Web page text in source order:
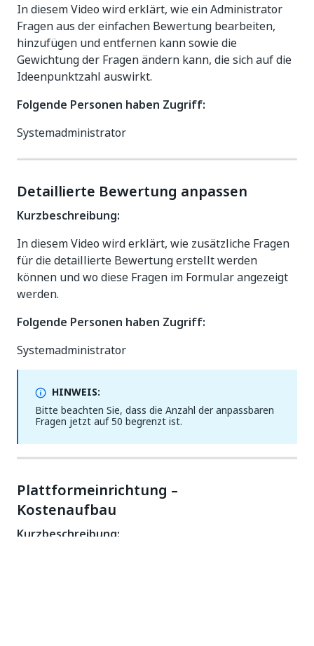
In diesem Video wird erklärt, wie ein Administrator
Fragen aus der einfachen Bewertung bearbeiten,
hinzufügen und entfernen kann sowie die
Gewichtung der Fragen ändern kann, die sich auf die
Ideenpunktzahl auswirkt.
Folgende Personen haben Zugriff:
Systemadministrator
Detaillierte Bewertung anpassen
Kurzbeschreibung:
In diesem Video wird erklärt, wie zusätzliche Fragen
für die detaillierte Bewertung erstellt werden
können und wo diese Fragen im Formular angezeigt
werden.
Folgende Personen haben Zugriff:
Systemadministrator
HINWEIS:
Bitte beachten Sie, dass die Anzahl der anpassbaren
Fragen jetzt auf 50 begrenzt ist.
Plattformeinrichtung –
Kostenaufbau
Kurzbeschreibung: